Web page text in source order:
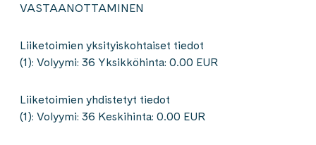
VASTAANOTTAMINEN
Liiketoimien yksityiskohtaiset tiedot
(1): Volyymi: 36 Yksikköhinta: 0.00 EUR
Liiketoimien yhdistetyt tiedot
(1): Volyymi: 36 Keskihinta: 0.00 EUR